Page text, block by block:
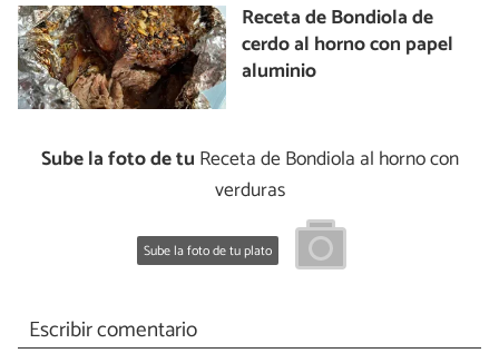
Receta de Bondiola de
cerdo al horno con papel
aluminio
Sube la foto de tu Receta de Bondiola al horno con
verduras
Sube la foto de tu plato
Escribir comentario